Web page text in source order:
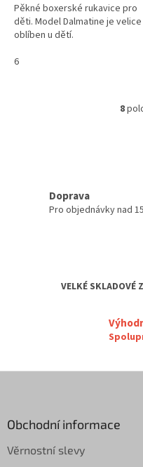
Pěkné boxerské rukavice pro
děti. Model Dalmatine je velice
oblíben u dětí.
6
8
Doprava
Pro objednávky nad
VELKÉ SKLADOVÉ
Obchodní informace
Věrnostní slevy